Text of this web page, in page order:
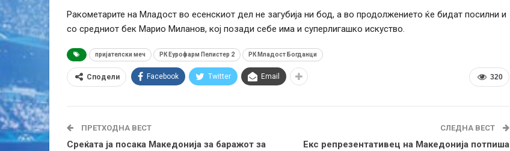
Ракометарите на Младост во есенскиот дел не загубија ни бод, а во продолжението ќе бидат посилни и
со средниот бек Марио Миланов, кој позади себе има и суперлигашко искуство.
пријателски меч РК Еурофарм Пелистер 2 РК Младост Богданци
320
Сподели Facebook Twitter Email
ПРЕТХОДНА ВЕСТ
Среќата ја посака Македонија за баражот за
СЛЕДНА ВЕСТ
Екс репрезентативец на Македонија потпиша